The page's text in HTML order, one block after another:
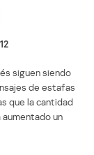
siguen siendo
de estafas
que la cantidad
aumentado un